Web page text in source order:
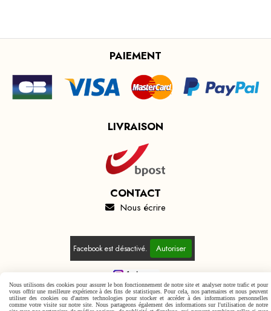
PAIEMENT
LIVRAISON
CONTACT
 Nous écrire
Facebook est désactivé. Autoriser
Mentions Légales
Conditions générales de vente
Nous utilisons des cookies pour assurer le bon fonctionnement de notre site et analyser notre trafic et pour
vous offrir une meilleure expérience à des fins de statistiques. Pour cela, nos partenaires et nous peuvent
utiliser des cookies ou d'autres technologies pour stocker et accéder à des informations personnelles
comme votre visite sur notre site. Nous partageons également des informations sur l'utilisation de notre